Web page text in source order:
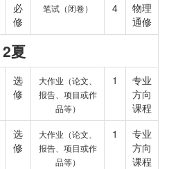
必
修
笔试（闭卷） 4
物理
通修
2夏
选
修
大作业（论文、
报告、项目或作
品等）
1
专业
方向
课程
选
修
大作业（论文、
报告、项目或作
品等）
1
专业
方向
课程